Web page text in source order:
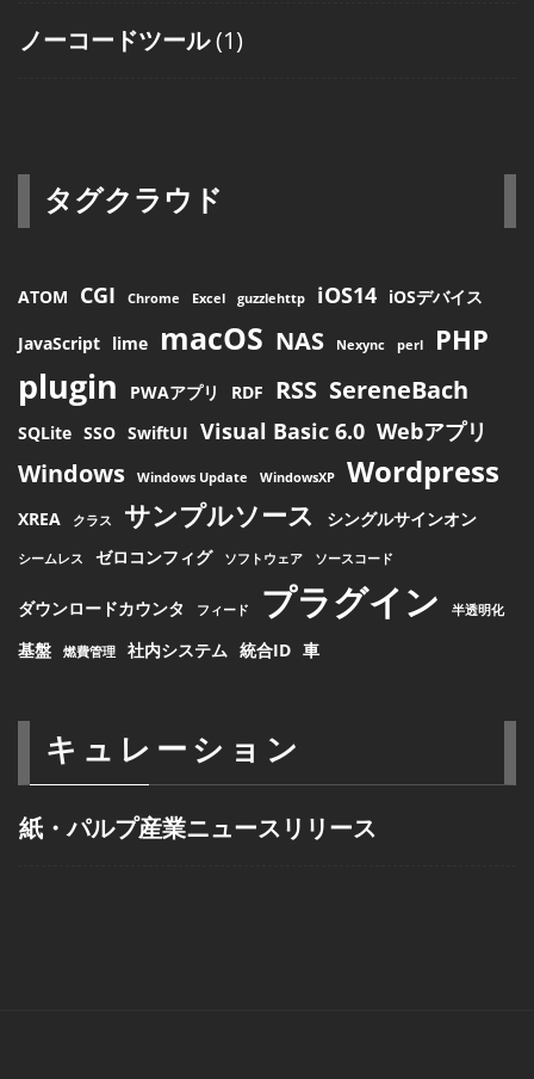
ノーコードツール(1)
タグクラウド
ATOM CGI Chrome Excel guzzlehttp iOS14 iOSデバイス
JavaScript lime macOS NAS Nexync perl PHP
plugin PWAアプリ RDF RSS SereneBach
SQLite SSO SwiftUI Visual Basic 6.0 Webアプリ
Windows Windows Update WindowsXP Wordpress
XREA クラス サンプルソース シングルサインオン
シームレス ゼロコンフィグ ソフトウェア ソースコード
ダウンロードカウンタ フィード プラグイン 半透明化
基盤 燃費管理 社内システム 統合ID 車
キュレーション
紙・パルプ産業ニュースリリース